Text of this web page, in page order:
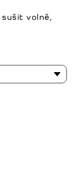
volně,